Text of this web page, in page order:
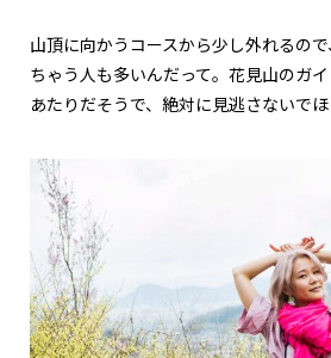
山頂に向かうコースから少し外れるの
ちゃう人も多いんだって。花見山のガ
あたりだそうで、絶対に見逃さないでほ